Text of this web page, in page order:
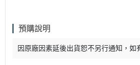
預購說明
因原廠因素延後出貨恕不另行通知，如